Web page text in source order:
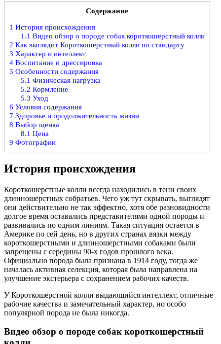
Содержание
1 История происхождения
1.1 Видео обзор о породе собак короткошерстный колли
2 Как выглядит Короткошерстный колли по стандарту
3 Характер и интеллект
4 Воспитание и дрессировка
5 Особенности содержания
5.1 Физическая нагрузка
5.2 Кормление
5.3 Уход
6 Условия содержания
7 Здоровье и продолжительность жизни
8 Выбор щенка
8.1 Цена
9 Фотографии
История происхождения
Короткошерстные колли всегда находились в тени своих
длинношерстных собратьев. Чего уж тут скрывать, выглядят
они действительно не так эффектно, хотя обе разновидности
долгое время оставались представителями одной породы и
развивались по одним линиям. Такая ситуация остается в
Америке по сей день, но в других странах вязки между
короткошерстными и длинношерстными собаками были
запрещены с середины 90-х годов прошлого века.
Официально порода была признана в 1914 году, тогда же
началась активная селекция, которая была направлена на
улучшение экстерьера с сохранением рабочих качеств.
У Короткошерстной колли выдающийся интеллект, отличные
рабочие качества и замечательный характер, но особо
популярной порода не была никогда.
Видео обзор о породе собак короткошерстный